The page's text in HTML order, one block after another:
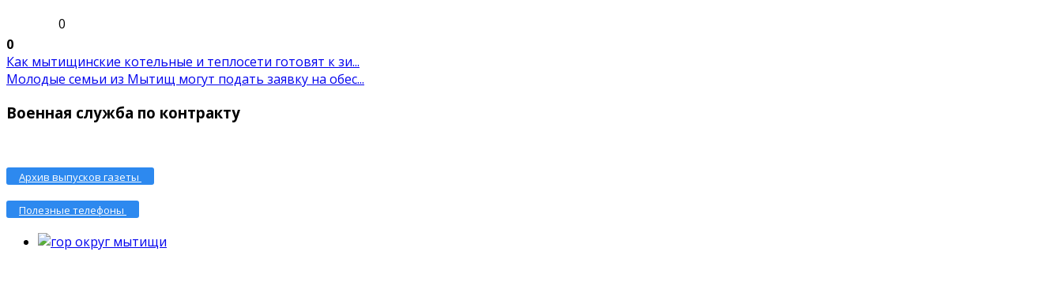
0
0
Как мытищинские котельные и теплосети готовят к зи...
Молодые семьи из Мытищ могут подать заявку на обес...
Военная служба по контракту
Архив выпусков газеты
Полезные телефоны